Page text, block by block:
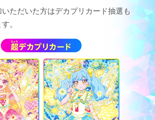
ただいた方はデカプリカード抽選も
。